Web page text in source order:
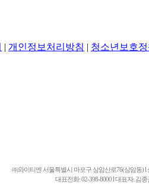
| 개인정보처리방침 | 청소년보호정
㈜와이티엔 서울특별시 마포구 상암산로76(상암동) l
대표전화: 02-398-8000 l 대표자: 김